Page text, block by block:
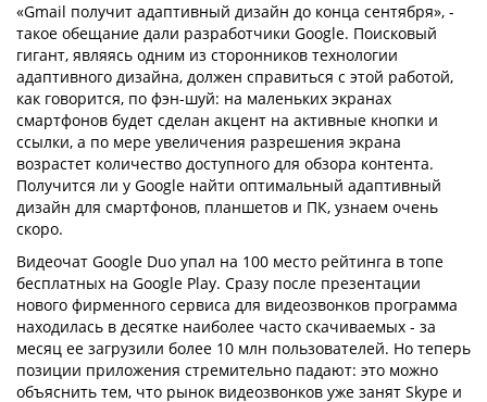
«Gmail получит адаптивный дизайн до конца сентября», -
такое обещание дали разработчики Google. Поисковый
гигант, являясь одним из сторонников технологии
адаптивного дизайна, должен справиться с этой работой,
как говорится, по фэн-шуй: на маленьких экранах
смартфонов будет сделан акцент на активные кнопки и
ссылки, а по мере увеличения разрешения экрана
возрастет количество доступного для обзора контента.
Получится ли у Google найти оптимальный адаптивный
дизайн для смартфонов, планшетов и ПК, узнаем очень
скоро.
Видеочат Google Duo упал на 100 место рейтинга в топе
бесплатных на Google Play. Сразу после презентации
нового фирменного сервиса для видеозвонков программа
находилась в десятке наиболее часто скачиваемых - за
месяц ее загрузили более 10 млн пользователей. Но теперь
позиции приложения стремительно падают: это можно
объяснить тем, что рынок видеозвонков уже занят Skype и